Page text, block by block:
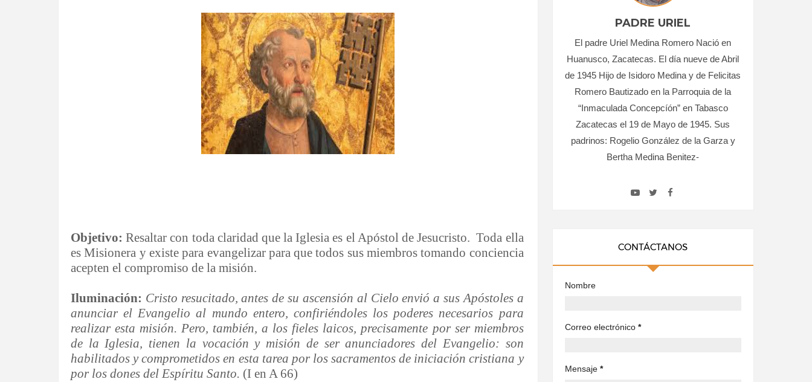
Objetivo:Resaltar con toda claridad que la Iglesia es el Apóstol de Jesucristo. Toda ella
es Misionera y existe para evangelizar para que todos sus miembros tomando conciencia
acepten el compromiso de la misión.
Iluminación: Cristo resucitado, antes de su ascensión al Cielo envió a sus Apóstoles a
anunciar el Evangelio al mundo entero, confiriéndoles los poderes necesarios para
realizar esta misión. Pero, también, a los fieles laicos, precisamente por ser miembros
de la Iglesia, tienen la vocación y misión de ser anunciadores del Evangelio: son
habilitados y comprometidos en esta tarea por los sacramentos de iniciación cristiana y
por los dones del Espíritu Santo. (I en A 66)
PADRE URIEL
El padre Uriel Medina Romero Nació en
Huanusco, Zacatecas. El día nueve de Abril
de 1945 Hijo de Isidoro Medina y de Felicitas
Romero Bautizado en la Parroquia de la
“Inmaculada Concepcíón” en Tabasco
Zacatecas el 19 de Mayo de 1945. Sus
padrinos: Rogelio González de la Garza y
Bertha Medina Benitez-
CONTÁCTANOS
Nombre
Correo electrónico *
Mensaje *